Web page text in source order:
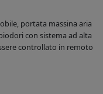
portata massina aria
con sistema ad alta
controllato in remoto